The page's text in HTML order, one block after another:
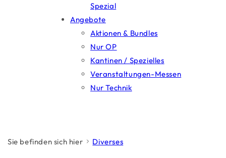
Spezial
Angebote
Aktionen & Bundles
Nur OP
Kantinen / Spezielles
Veranstaltungen-Messen
Nur Technik
Sie befinden sich hier Diverses